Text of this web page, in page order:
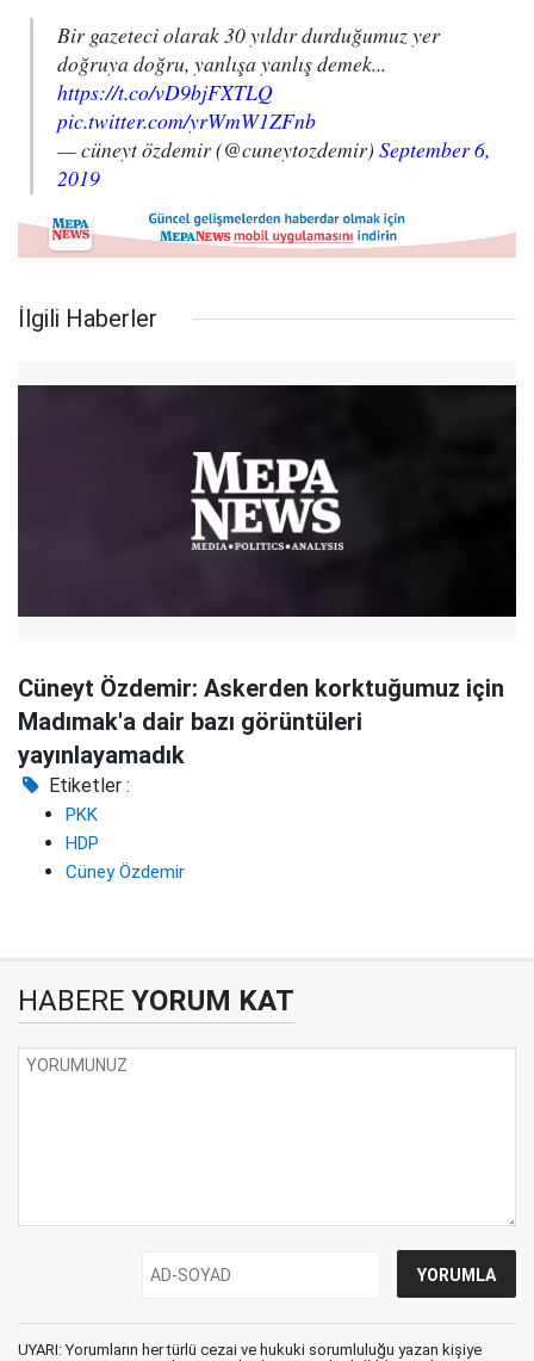
Bir gazeteci olarak 30 yıldır durduğumuz yer
doğruya doğru, yanlışa yanlış demek...
https://t.co/vD9bjFXTLQ
pic.twitter.com/yrWmW1ZFnb
— cüneyt özdemir (@cuneytozdemir) September 6,
2019
İlgili Haberler
Cüneyt Özdemir: Askerden korktuğumuz için
Madımak'a dair bazı görüntüleri
yayınlayamadık
Etiketler :
PKK
HDP
Cüney Özdemir
HABERE YORUM KAT
UYARI: Yorumların her türlü cezai ve hukuki sorumluluğu yazan kişiye